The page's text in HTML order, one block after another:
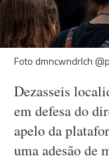
Foto dmncwndrlch
Dezasseis
em defesa do
apelo da
uma adesão de